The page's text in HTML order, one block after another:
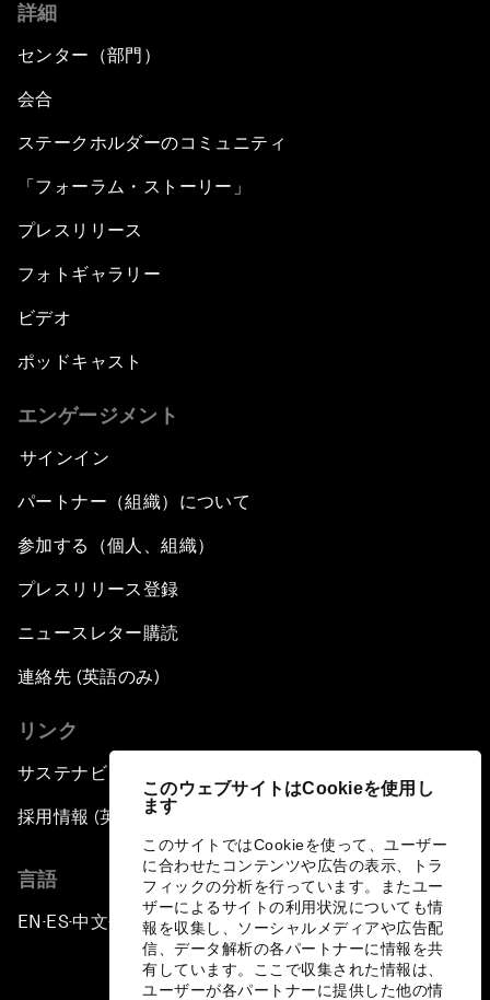
このウェブサイトはCookieを使用し
ます
このサイトではCookieを使って、ユーザー
に合わせたコンテンツや広告の表示、トラ
フィックの分析を行っています。またユー
ザーによるサイトの利用状況についても情
報を収集し、ソーシャルメディアや広告配
信、データ解析の各パートナーに情報を共
有しています。ここで収集された情報は、
ユーザーが各パートナーに提供した他の情
詳細
センター（部門）
会合
ステークホルダーのコミュニティ
「フォーラム・ストーリー」
プレスリリース
フォトギャラリー
ビデオ
ポッドキャスト
エンゲージメント
サインイン
パートナー（組織）について
参加する（個人、組織）
プレスリリース登録
ニュースレター購読
連絡先 (英語のみ)
リンク
サステナビリティへの取り組み
採用情報 (英語のみ)
言語
EN ▪ ES▪中文▪ 日本語